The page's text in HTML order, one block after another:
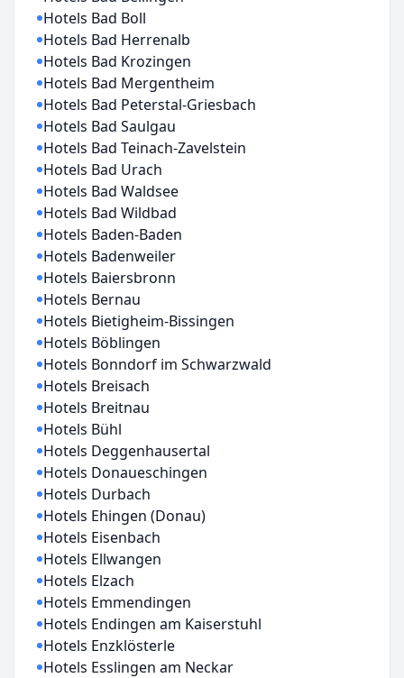
Hotels Bad Boll
Hotels Bad Herrenalb
Hotels Bad Krozingen
Hotels Bad Mergentheim
Hotels Bad Peterstal-Griesbach
Hotels Bad Saulgau
Hotels Bad Teinach-Zavelstein
Hotels Bad Urach
Hotels Bad Waldsee
Hotels Bad Wildbad
Hotels Baden-Baden
Hotels Badenweiler
Hotels Baiersbronn
Hotels Bernau
Hotels Bietigheim-Bissingen
Hotels Böblingen
Hotels Bonndorf im Schwarzwald
Hotels Breisach
Hotels Breitnau
Hotels Bühl
Hotels Deggenhausertal
Hotels Donaueschingen
Hotels Durbach
Hotels Ehingen (Donau)
Hotels Eisenbach
Hotels Ellwangen
Hotels Elzach
Hotels Emmendingen
Hotels Endingen am Kaiserstuhl
Hotels Enzklösterle
Hotels Esslingen am Neckar